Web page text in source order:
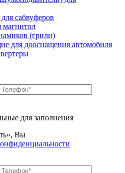
сабвуферов
(грили)
для дооснащения автомобиля
для заполнения
Вы